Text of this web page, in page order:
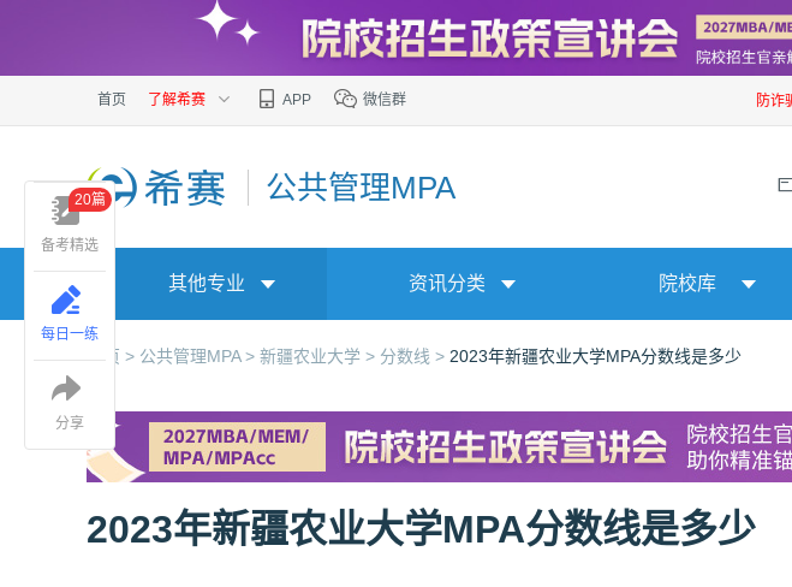
首页 了解希赛 APP 微信群 防诈
公共管理MPA
其他专业 资讯分类 院校库
首页 > 公共管理MPA > 新疆农业大学 > 分数线 > 2023年新疆农业大学MPA分数线是多少
2023年新疆农业大学MPA分数线是多少
备考精选
20篇
每日一练
分享